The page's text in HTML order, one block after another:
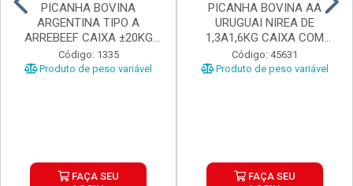
PICANHA BOVINA
ARGENTINA TIPO A
ARREBEEF CAIXA ±20KG
PEÇAS 1...
Código: 1335
Produto de peso variável
FAÇA SEU
PICANHA BOVINA AA
URUGUAI NIREA DE
1,3A1,6KG CAIXA COM
±15KG
Código: 45631
Produto de peso variável
FAÇA SEU